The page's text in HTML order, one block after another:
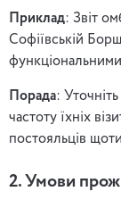
Приклад: Звіт
Софіївській
Порада: Уточніть
частоту їхніх
постояльців
2. Умови